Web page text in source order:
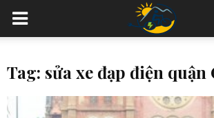
Tag: sửa xe đạp điện quận